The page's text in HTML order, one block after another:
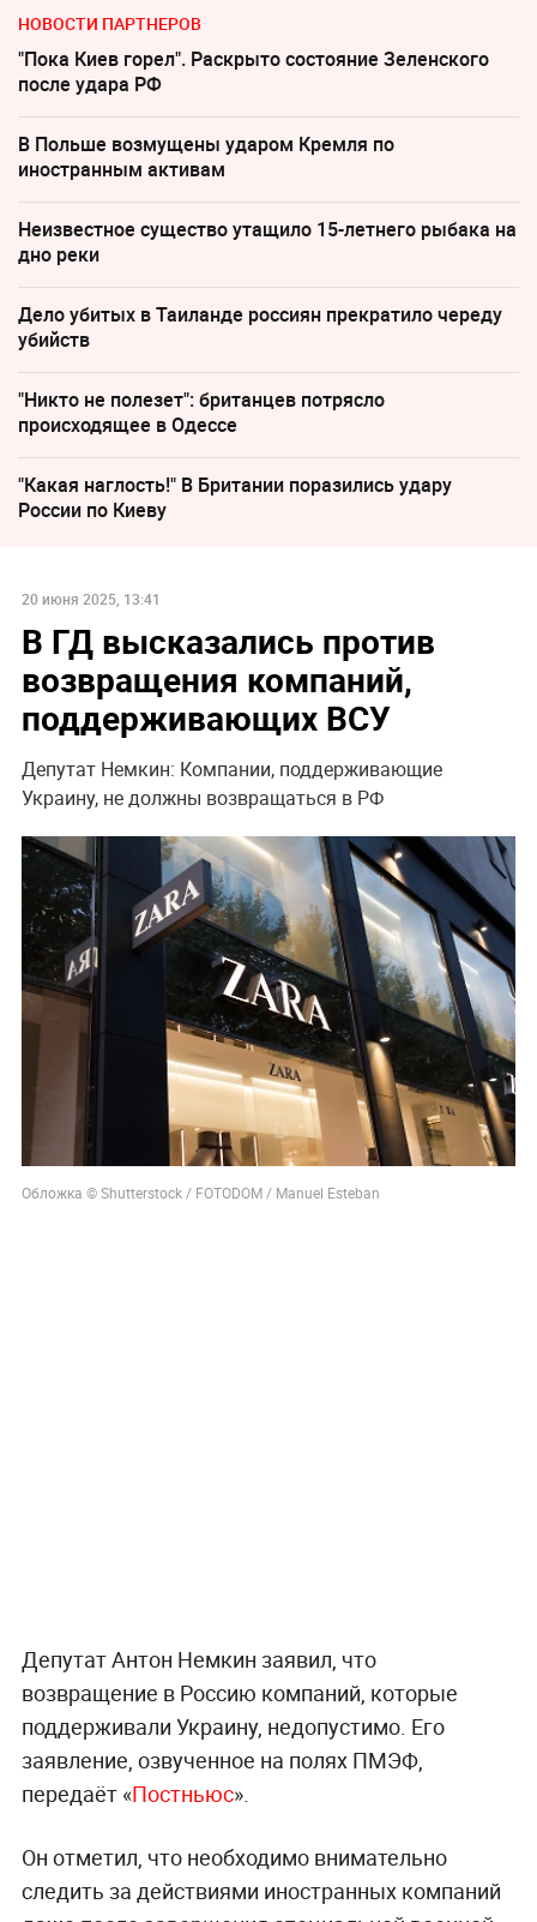
НОВОСТИ ПАРТНЕРОВ
"Пока Киев горел". Раскрыто состояние Зеленского
после удара РФ
В Польше возмущены ударом Кремля по
иностранным активам
Неизвестное существо утащило 15-летнего рыбака на
дно реки
Дело убитых в Таиланде россиян прекратило череду
убийств
"Никто не полезет": британцев потрясло
происходящее в Одессе
"Какая наглость!" В Британии поразились удару
России по Киеву
20 июня 2025, 13:41
В ГД высказались против
возвращения компаний,
поддерживающих ВСУ
Депутат Немкин: Компании, поддерживающие
Украину, не должны возвращаться в РФ
Обложка © Shutterstock / FOTODOM / Manuel Esteban
Депутат Антон Немкин заявил, что
возвращение в Россию компаний, которые
поддерживали Украину, недопустимо. Его
заявление, озвученное на полях ПМЭФ,
передаёт «Постньюс».
Он отметил, что необходимо внимательно
следить за действиями иностранных компаний